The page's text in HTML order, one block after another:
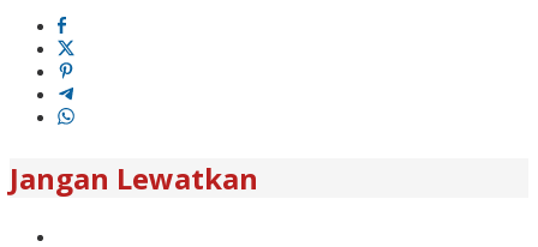
Jangan Lewatkan